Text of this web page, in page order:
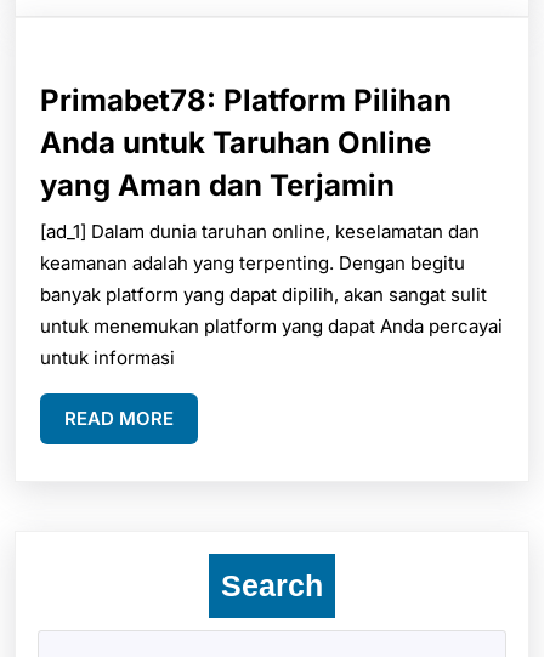
Primabet78: Platform Pilihan
Anda untuk Taruhan Online
yang Aman dan Terjamin
Platform
Pilihan
Anda
[ad_1] Dalam dunia taruhan online, keselamatan dan
keamanan adalah yang terpenting. Dengan begitu
banyak platform yang dapat dipilih, akan sangat sulit
untuk menemukan platform yang dapat Anda percayai
untuk informasi
READ MOREREAD
MORE
Search